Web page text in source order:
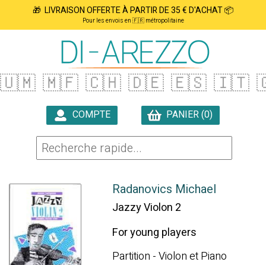
🎁 LIVRAISON OFFERTE À PARTIR DE 35 € D'ACHAT 📦
Pour les envois en 🇫🇷 métropolitaine
🇺🇲 🇲🇫 🇨🇭 🇩🇪 🇪🇸 🇮🇹
COMPTE
PANIER (0)
Radanovics Michael
Jazzy Violon 2
For young players
Partition - Violon et Piano